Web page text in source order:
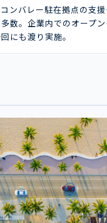
ンバレー駐在拠点の支
数。企業内でのオープ
にも渡り実施。